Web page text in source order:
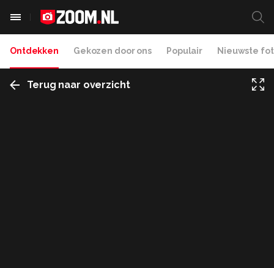
Ontdekken Gekozen door ons Populair Nieuwste
Terug naar overzicht